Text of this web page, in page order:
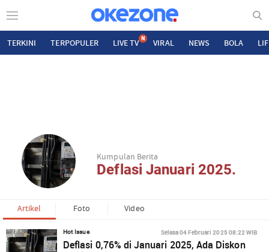
TERKINI TERPOPULER LIVE TV N VIRAL NEWS BOLA
Kumpulan Berita
Deflasi Januari 2025.
Artikel Foto Video
Hot Issue Selasa 04 Februari 2025 08:22 WIB
Deflasi 0,76% di Januari 2025, Ada Diskon